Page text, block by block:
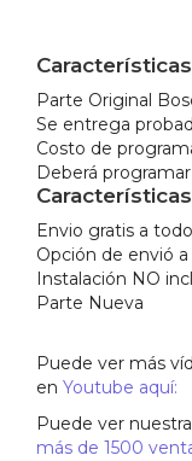
Parte Original
Se entrega
Costo de
Deberá
Envio gratis a
Opción de envió
Instalación NO
Parte Nueva
Puede ver más
en Youtube aquí:
Puede ver
más de 1500